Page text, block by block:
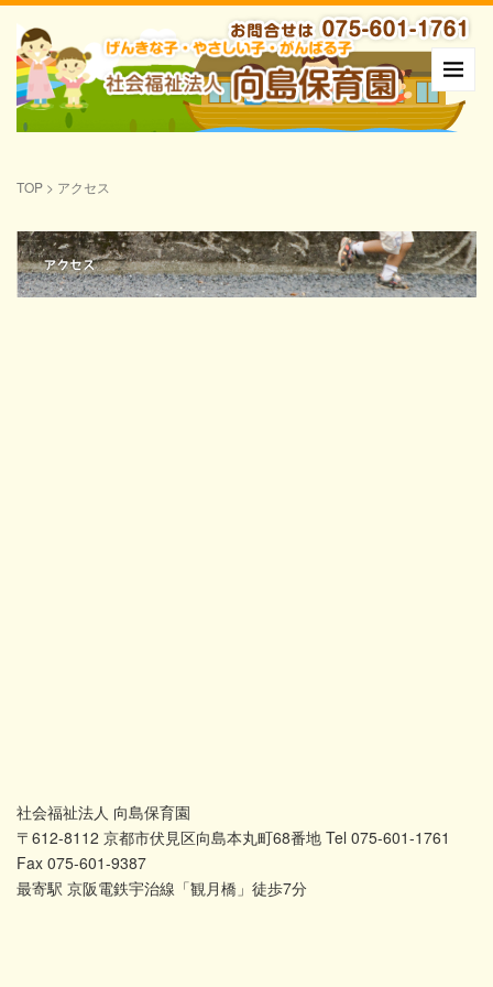
TOP > アクセス
社会福祉法人 向島保育園
〒612-8112 京都市伏見区向島本丸町68番地 Tel 075-601-1761
Fax 075-601-9387
最寄駅 京阪電鉄宇治線「観月橋」徒歩7分